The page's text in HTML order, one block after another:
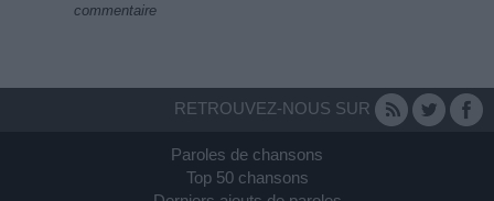
commentaire
RETROUVEZ-NOUS SUR
Paroles de chansons
Top 50 chansons